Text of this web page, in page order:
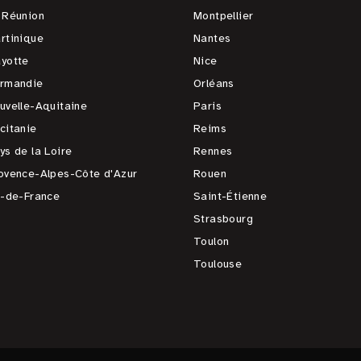
Aquitaine
de la Loire
Alpes-Côte d'Azur
de-France
Montpellier
Nantes
Nice
Orléans
Paris
Reims
Rennes
Rouen
Saint-Étienne
Strasbourg
Toulon
Toulouse